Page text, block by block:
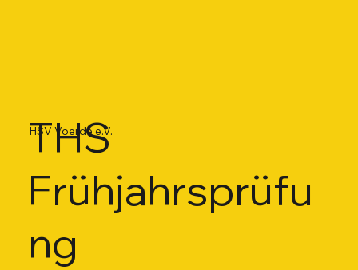
THS
Frühjahrsprüfu
ng
HSV Voerde e.V.